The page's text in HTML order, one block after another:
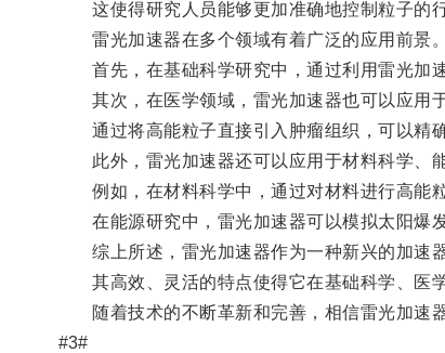
这使得研究人员能够更加准确地控制粒子的行
雷光加速器在多个领域有着广泛的应用前景。
首先，在基础科学研究中，通过利用雷光加速
其次，在医学领域，雷光加速器也可以应用于
通过将高能粒子直接引入肿瘤组织，可以精确
此外，雷光加速器还可以应用于材料科学、能
例如，在材料科学中，通过对材料进行高能粒
在能源研究中，雷光加速器可以模拟太阳爆发
综上所述，雷光加速器作为一种新兴的加速器
其高效、灵活的特点使得它在基础科学、医学
随着技术的不断革新和完善，相信雷光加速器
#3#